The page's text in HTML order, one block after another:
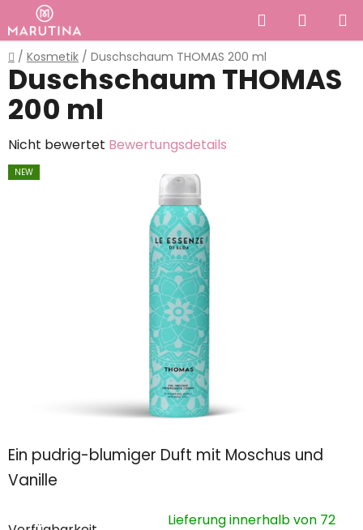
Inhalt
springen
Suchen
Startseite
/ Kosmetik / Duschschaum THOMAS 200 ml
Ein pudrig-blumiger Duft mit Moschus und
Vanille
Lieferung innerhalb von 72
Duschschaum THOMAS
200 ml
Die
durchschnittliche
Nicht bewertet Bewertungsdetails
NEW